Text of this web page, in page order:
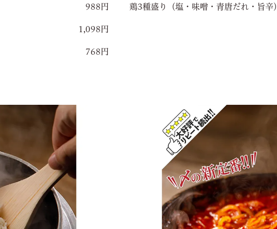
988円
1,098円
768円
鶏3種盛り（塩・味噌・青唐だれ・旨辛）